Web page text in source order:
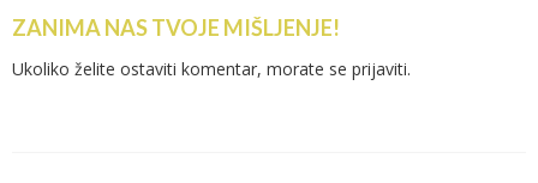
ZANIMA NAS TVOJE MIŠLJENJE!
Ukoliko želite ostaviti komentar, morate se prijaviti.